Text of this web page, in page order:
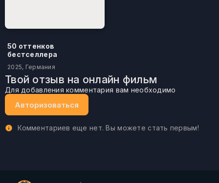
50 оттенков
бестселлера
2025, Германия
Твой отзыв на онлайн фильм
Для добавления комментария вам необходимо
Авторизоваться
Комментариев еще нет. Вы можете стать первым!